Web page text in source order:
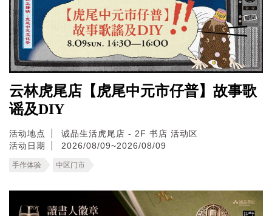
云林虎尾店【虎尾中元市仔普】故事歌
谣及DIY
活动地点
诚品生活虎尾店 - 2F 书店 活动区
活动日期
2026/08/09~2026/08/09
手作体验 中区门市